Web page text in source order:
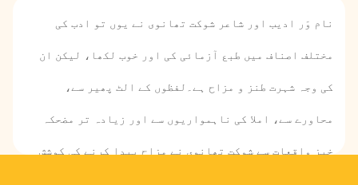
نام وَر ادیب اور شاعر شوکت تھانوی نے یوں تو ادب کی
مختلف اصناف میں‌ طبع آزمائی کی اور خوب لکھا، لیکن ان
کی وجہ شہرت طنز و مزاح ہے۔لفظوں کے الٹ پھیر سے،
محاورے سے، املا کی ناہمواریوں سے اور زیادہ تر مضحکہ
خیز واقعات سے شوکت تھانوی نے مزاح پیدا کرنے کی کوشش